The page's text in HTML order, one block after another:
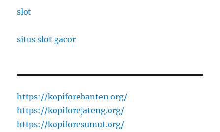
slot
situs slot gacor
https://kopiforebanten.org/
https://kopiforejateng.org/
https://kopiforesumut.org/